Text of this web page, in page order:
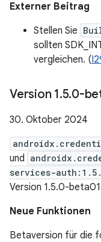
Externer Beitrag
Stellen Sie
sollten
vergleichen. (
Version 1.5.0-
30. Oktober 2024
und
services-
Version 1.5.0-
Neue Funktionen
Betaversion für die